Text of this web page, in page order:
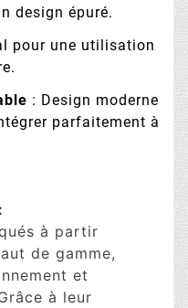
design épuré.
pour une utilisation
: Design moderne
parfaitement à
à partir
de gamme,
et
à leur